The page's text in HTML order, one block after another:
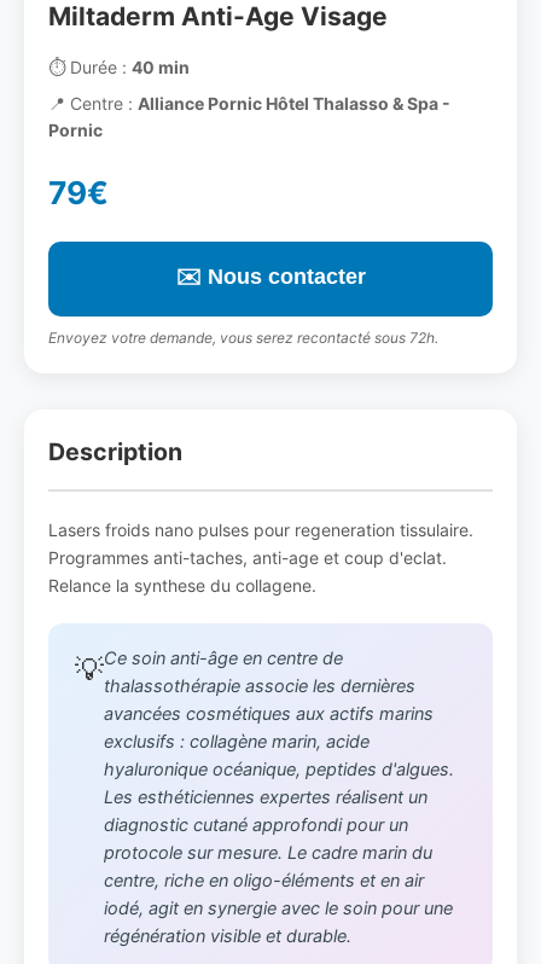
Miltaderm Anti-Age Visage
⏱️Durée : 40 min
📍 Centre : Alliance Pornic Hôtel Thalasso & Spa -
Pornic
79€
✉️ Nous contacter
Envoyez votre demande, vous serez recontacté sous 72h.
Description
Lasers froids nano pulses pour regeneration tissulaire.
Programmes anti-taches, anti-age et coup d'eclat.
Relance la synthese du collagene.
💡Ce soin anti-âge en centre de
thalassothérapie associe les dernières
avancées cosmétiques aux actifs marins
exclusifs : collagène marin, acide
hyaluronique océanique, peptides d'algues.
Les esthéticiennes expertes réalisent un
diagnostic cutané approfondi pour un
protocole sur mesure. Le cadre marin du
centre, riche en oligo-éléments et en air
iodé, agit en synergie avec le soin pour une
régénération visible et durable.